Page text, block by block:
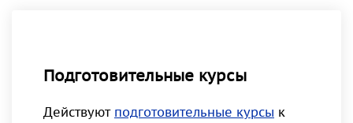
Подготовительные курсы
Действуют подготовительные курсы к